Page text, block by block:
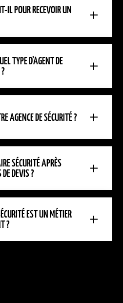
IL POUR RECEVOIR UN
TYPE D’AGENT DE
AGENCE DE SÉCURITÉ ?
SÉCURITÉ APRÈS
DE DEVIS ?
EST UN MÉTIER
?